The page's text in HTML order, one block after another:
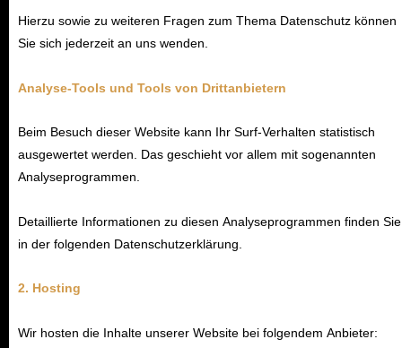
Hierzu sowie zu weiteren Fragen zum Thema Datenschutz können
Sie sich jederzeit an uns wenden.
Analyse-Tools und Tools von Drittanbietern
Beim Besuch dieser Website kann Ihr Surf-Verhalten statistisch
ausgewertet werden. Das geschieht vor allem mit sogenannten
Analyseprogrammen.
Detaillierte Informationen zu diesen Analyseprogrammen finden Sie
in der folgenden Datenschutzerklärung.
2. Hosting
Wir hosten die Inhalte unserer Website bei folgendem Anbieter: